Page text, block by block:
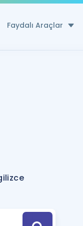
Faydalı Araçlar
Hesaplama Aracı
için Öneriler
Tek Takvimde